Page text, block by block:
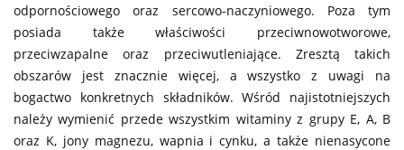
odpornościowego oraz sercowo-naczyniowego. Poza tym
posiada także właściwości przeciwnowotworowe,
przeciwzapalne oraz przeciwutleniające. Zresztą takich
obszarów jest znacznie więcej, a wszystko z uwagi na
bogactwo konkretnych składników. Wśród najistotniejszych
należy wymienić przede wszystkim witaminy z grupy E, A, B
oraz K, jony magnezu, wapnia i cynku, a także nienasycone